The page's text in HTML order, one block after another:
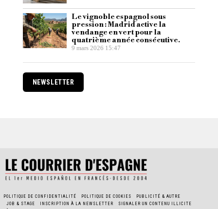
Le vignoble espagnol sous
pression : Madrid active la
vendange en vert pour la
quatrième année consécutive.
9 mars 2026 15:47
NEWSLETTER
POLITIQUE DE CONFIDENTIALITÉ POLITIQUE DE COOKIES
PUBLICITÉ & AUTRE
JOB & STAGE
INSCRIPTION À LA NEWSLETTER
SIGNALER UN CONTENU ILLICITE